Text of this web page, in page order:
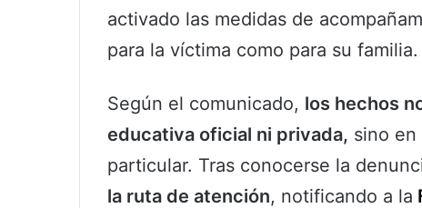
activado las medidas de
para la víctima como para su familia.
Según el comunicado, los hechos
educativa oficial ni privada, sino
particular. Tras conocerse la
la ruta de atención, notificando a la